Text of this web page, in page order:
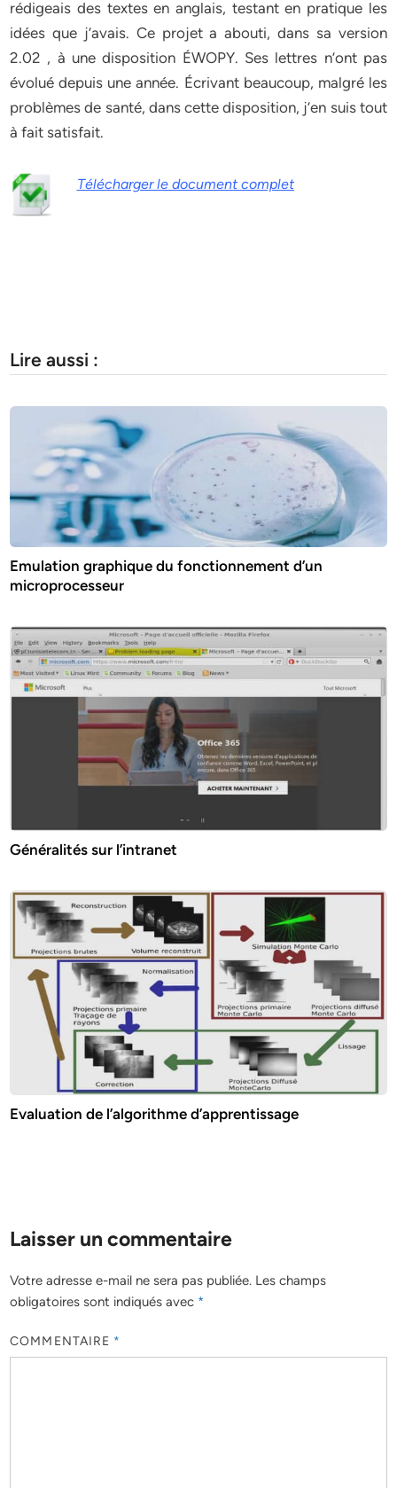
rédigeais des textes en anglais, testant en pratique les
idées que j’avais. Ce projet a abouti, dans sa version
2.02 , à une disposition ÉWOPY. Ses lettres n’ont pas
évolué depuis une année. Écrivant beaucoup, malgré les
problèmes de santé, dans cette disposition, j’en suis tout
à fait satisfait.
Télécharger le document complet
Lire aussi :
Emulation graphique du fonctionnement d’un
microprocesseur
Généralités sur l’intranet
Evaluation de l’algorithme d’apprentissage
Laisser un commentaire
Votre adresse e-mail ne sera pas publiée. Les champs
obligatoires sont indiqués avec *
COMMENTAIRE *